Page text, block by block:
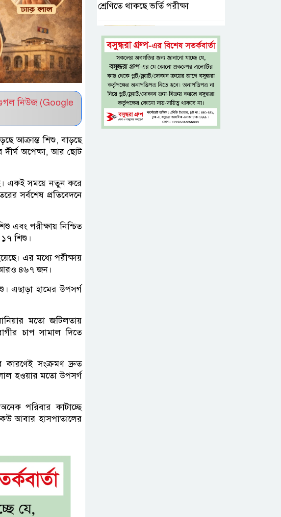
নিউজ (Google
আক্রান্ত শিশু, বাড়ছে
দীর্ঘ অপেক্ষা, আর ছোট
একই সময়ে নতুন করে
সর্বশেষ প্রতিবেদনে
এবং পরীক্ষায় নিশ্চিত
শিশু।
এর মধ্যে পরীক্ষায়
আরও ৪৬৭ জন।
এছাড়া হামের উপসর্গ
মতো জটিলতায়
চাপ সামাল দিতে
কারণেই সংক্রমণ দ্রুত
লাল হওয়ার মতো উপসর্গ
পরিবার কাটাচ্ছে
আবার হাসপাতালের
শ্রেণিতে থাকছে ভর্তি পরীক্ষা
বৃদ্ধি প্রত্যাখ্যান,
নতুন মজুরি বোর্ড
গঠনের দাবি চা শ্রমিক ইউনিয়নের
টাঙ্গাইল জেলা
পরিষদের উদ্যোগে
২৩ লাখ টাকার